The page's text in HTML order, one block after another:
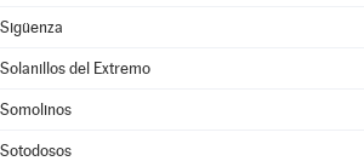
Sigüenza
Solanillos del Extremo
Somolinos
Sotodosos